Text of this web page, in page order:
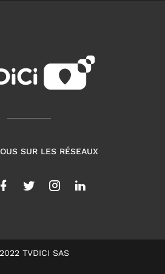
SUR LES RÉSEAUX
TVDICI SAS